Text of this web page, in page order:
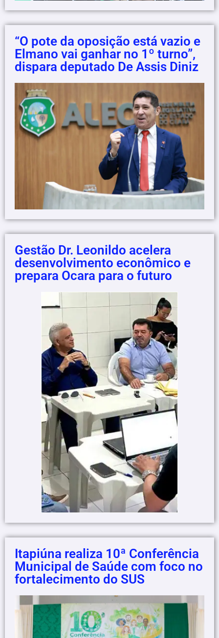
“O pote da oposição está vazio e
Elmano vai ganhar no 1º turno”,
dispara deputado De Assis Diniz
Gestão Dr. Leonildo acelera
desenvolvimento econômico e
prepara Ocara para o futuro
Itapiúna realiza 10ª Conferência
Municipal de Saúde com foco no
fortalecimento do SUS